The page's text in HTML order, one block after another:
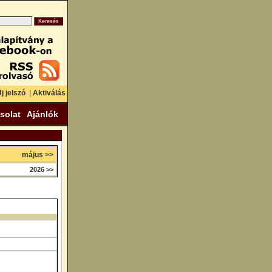
jelszó Aktiválás
Ajánlók
május >>
2026 >>